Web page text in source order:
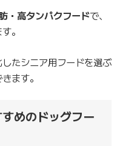
・高タンパクフードで、
。
たシニア用フードを選ぶ
ます。
めのドッグフー